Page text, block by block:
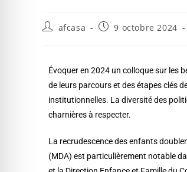
afcasa 9 octobre 2024
Évoquer en 2024 un colloque sur les
de leurs parcours et des étapes clés
institutionnelles. La diversité des
charnières à respecter.
La recrudescence des enfants
(MDA) est particulièrement notable